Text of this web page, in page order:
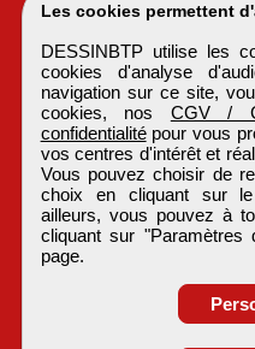
Les cookies permettent
DESSINBTP utilise les
cookies d'analyse
navigation sur ce site,
cookies, nos CGV /
confidentialitépour vous
vos centres d'intérêt et
Vous pouvez choisir de
choix en cliquant sur le
ailleurs, vous pouvez à
cliquant sur
page.